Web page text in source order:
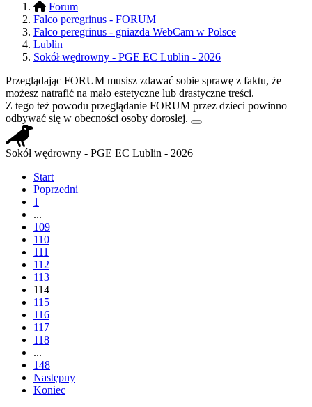
Forum
Falco peregrinus - FORUM
Falco peregrinus - gniazda WebCam w Polsce
Lublin
Sokół wędrowny - PGE EC Lublin - 2026
Przeglądając FORUM musisz zdawać sobie sprawę z faktu, że
możesz natrafić na mało estetyczne lub drastyczne treści.
Z tego też powodu przeglądanie FORUM przez dzieci powinno
odbywać się w obecności osoby dorosłej.
Sokół wędrowny - PGE EC Lublin - 2026
Start
Poprzedni
1
...
109
110
111
112
113
114
115
116
117
118
...
148
Następny
Koniec